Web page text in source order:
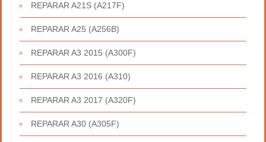
REPARAR A21S (A217F)
REPARAR A25 (A256B)
REPARAR A3 2015 (A300F)
REPARAR A3 2016 (A310)
REPARAR A3 2017 (A320F)
REPARAR A30 (A305F)